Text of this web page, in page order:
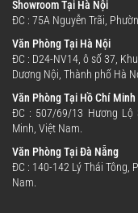
Showroom Tại Hà Nội
ĐC : 75A Nguyễn Trãi,
Văn Phòng Tại Hà Nội
ĐC : D24-NV14, ô số 37,
Dương Nội, Thành phố Hà
Văn Phòng Tại Hồ Chí Minh
ĐC : 507/69/13 Hương Lộ
Minh, Việt Nam.
Văn Phòng Tại Đà Nẵng
ĐC : 140-142 Lý Thái Tông,
Nam.